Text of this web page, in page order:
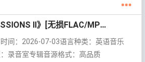
Madonna《CONFESSIONS II》[无损FLAC/MP3/1.15GB]百度云网盘下载
间：2026-07-03语言种类：英语音乐
录音室专辑音源格式：高品质